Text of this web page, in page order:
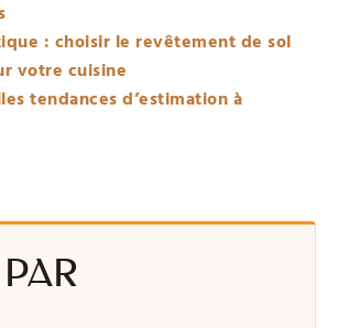
: choisir le revêtement de sol
votre cuisine
tendances d’estimation à